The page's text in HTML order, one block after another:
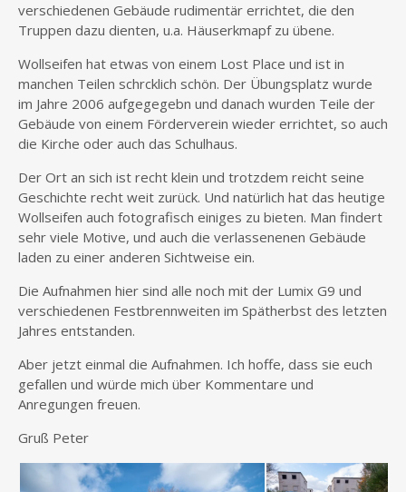
verschiedenen Gebäude rudimentär errichtet, die den
Truppen dazu dienten, u.a. Häuserkmapf zu übene.
Wollseifen hat etwas von einem Lost Place und ist in
manchen Teilen schrcklich schön. Der Übungsplatz wurde
im Jahre 2006 aufgegegebn und danach wurden Teile der
Gebäude von einem Förderverein wieder errichtet, so auch
die Kirche oder auch das Schulhaus.
Der Ort an sich ist recht klein und trotzdem reicht seine
Geschichte recht weit zurück. Und natürlich hat das heutige
Wollseifen auch fotografisch einiges zu bieten. Man findert
sehr viele Motive, und auch die verlassenenen Gebäude
laden zu einer anderen Sichtweise ein.
Die Aufnahmen hier sind alle noch mit der Lumix G9 und
verschiedenen Festbrennweiten im Spätherbst des letzten
Jahres entstanden.
Aber jetzt einmal die Aufnahmen. Ich hoffe, dass sie euch
gefallen und würde mich über Kommentare und
Anregungen freuen.
Gruß Peter